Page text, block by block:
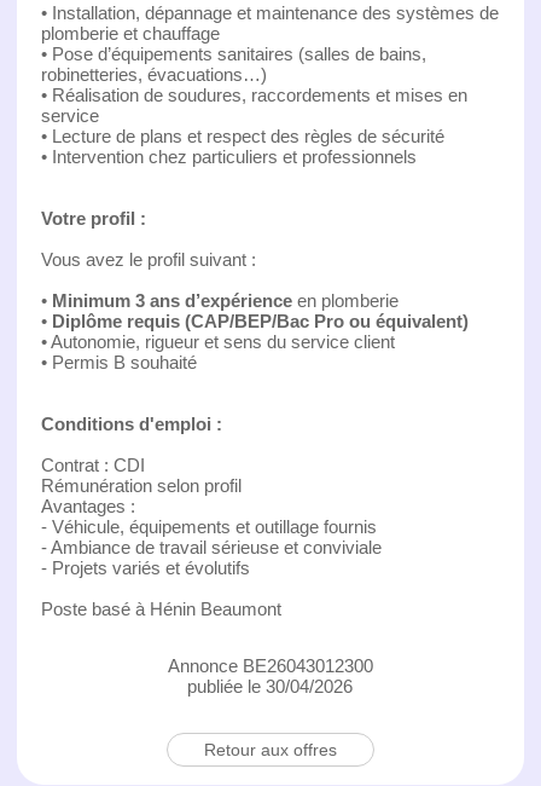
• Installation, dépannage et maintenance des systèmes de
plomberie et chauffage
• Pose d’équipements sanitaires (salles de bains,
robinetteries, évacuations…)
• Réalisation de soudures, raccordements et mises en
service
• Lecture de plans et respect des règles de sécurité
• Intervention chez particuliers et professionnels
Votre profil :
Vous avez le profil suivant :
• Minimum 3 ans d’expérienceen plomberie
• Diplôme requis (CAP/BEP/Bac Pro ou équivalent)
• Autonomie, rigueur et sens du service client
• Permis B souhaité
Conditions d'emploi :
Contrat : CDI
Rémunération selon profil
Avantages :
- Véhicule, équipements et outillage fournis
- Ambiance de travail sérieuse et conviviale
- Projets variés et évolutifs
Poste basé à Hénin Beaumont
Annonce BE26043012300
publiée le 30/04/2026
Retour aux offres